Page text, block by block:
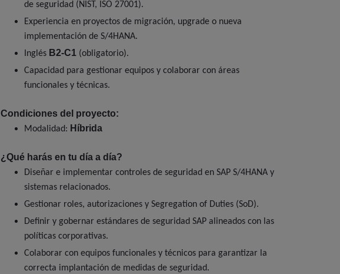
de seguridad (NIST, ISO 27001).
Experiencia en proyectos de migración, upgrade o nueva
implementación de S/4HANA.
Inglés B2-C1(obligatorio).
Capacidad para gestionar equipos y colaborar con áreas
funcionales y técnicas.
Condiciones del proyecto:
Modalidad: Híbrida
¿Qué harás en tu día a día?
Diseñar e implementar controles de seguridad en SAP S/4HANA y
sistemas relacionados.
Gestionar roles, autorizaciones y Segregation of Duties (SoD).
Definir y gobernar estándares de seguridad SAP alineados con las
políticas corporativas.
Colaborar con equipos funcionales y técnicos para garantizar la
correcta implantación de medidas de seguridad.